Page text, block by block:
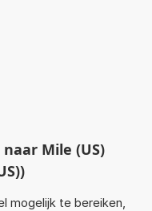
Mile (US)
mogelijk te bereiken,